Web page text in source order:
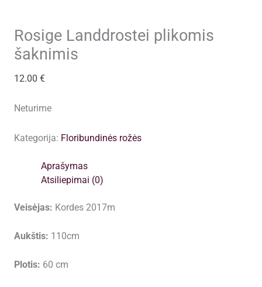
Rosige Landdrostei plikomis
šaknimis
12.00 €
Neturime
Kategorija: Floribundinės rožės
Aprašymas
Atsiliepimai (0)
Veisėjas: Kordes 2017m
Aukštis: 110cm
Plotis: 60 cm